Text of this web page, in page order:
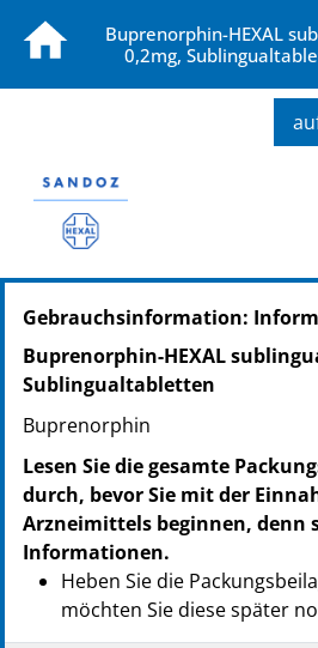
Buprenorphin-HEXAL
0,2mg,
PZN: 17565976
PPN: 111756597601
NTIN: 04150175659766
PZN: 08877369
NTIN: 04150088773696
PZN: 09095019
PPN: 110909501984
NTIN: 04150090950191
PZN: 09095025
PPN: 110909502550
NTIN: 04150090950252
Gebrauchsinformation:
Buprenorphin-HEXAL
Sublingualtabletten
Buprenorphin
Lesen Sie die gesamte
durch, bevor Sie mit der
Arzneimittels beginnen, denn
Informationen.
Heben Sie die
möchten Sie diese später